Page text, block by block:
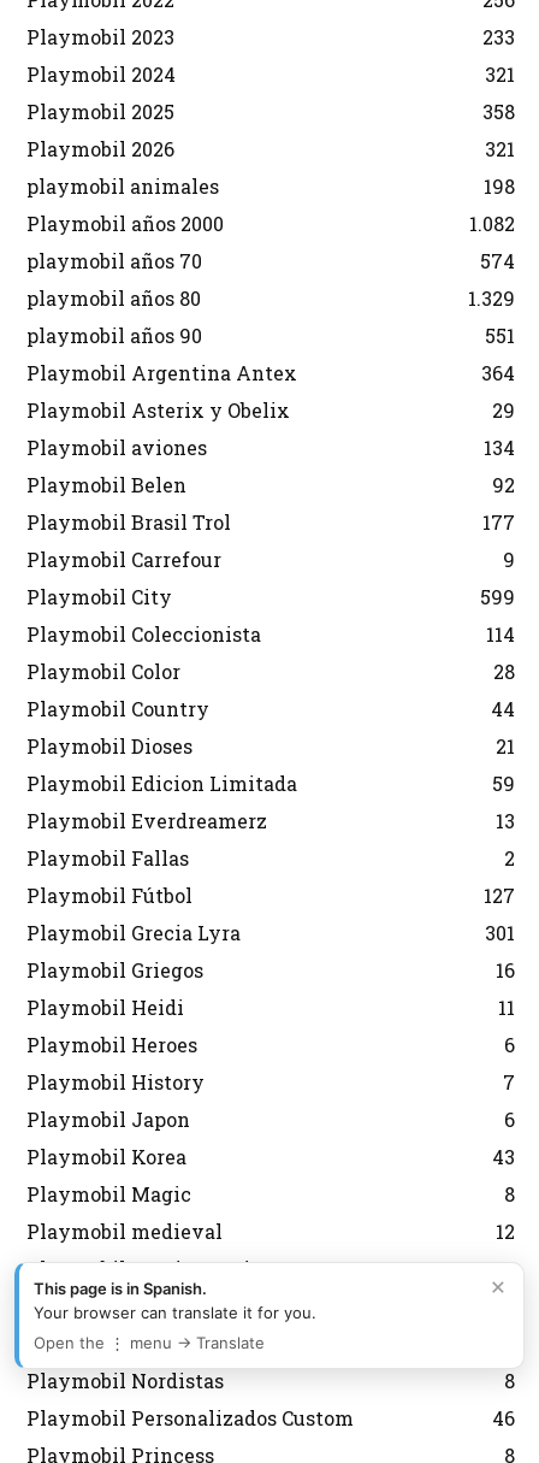
Playmobil 2023
233
Playmobil 2024
321
Playmobil 2025
358
Playmobil 2026
321
playmobil animales
198
Playmobil años 2000
1.082
playmobil años 70
574
playmobil años 80
1.329
playmobil años 90
551
Playmobil Argentina Antex
364
Playmobil Asterix y Obelix
29
Playmobil aviones
134
Playmobil Belen
92
Playmobil Brasil Trol
177
Playmobil Carrefour
9
Playmobil City
599
Playmobil Coleccionista
114
Playmobil Color
28
Playmobil Country
44
Playmobil Dioses
21
Playmobil Edicion Limitada
59
Playmobil Everdreamerz
13
Playmobil Fallas
2
Playmobil Fútbol
127
Playmobil Grecia Lyra
301
Playmobil Griegos
16
Playmobil Heidi
11
Playmobil Heroes
6
Playmobil History
7
Playmobil Japon
6
Playmobil Korea
43
Playmobil Magic
8
Playmobil medieval
12
Playmobil Mexico Aurimat
80
Playmobil Militares Soldados
Playmobil navidad
Playmobil Nordistas
8
Playmobil Personalizados Custom
46
Playmobil Princess
8
×
This page is in Spanish.
Your browser can translate it for you.
Open the ⋮ menu → Translate